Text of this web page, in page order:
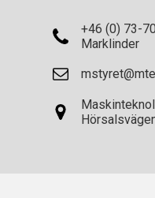
+46 (0) 73-
Marklinder